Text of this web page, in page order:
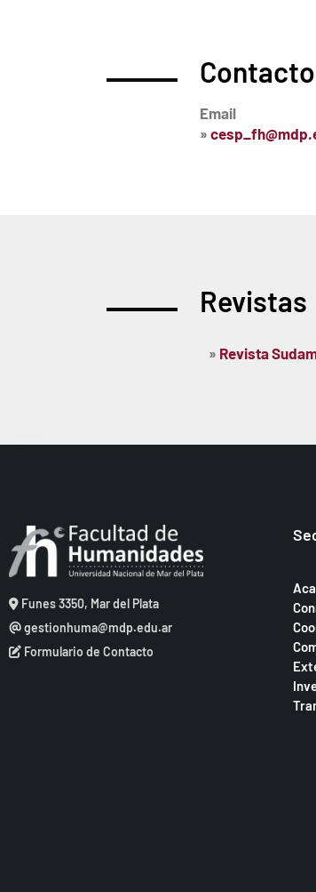
Contacto
Email
»
Revistas
» Revista
Funes 3350, Mar del Plata
gestionhuma@mdp.edu.ar
Formulario de Contacto